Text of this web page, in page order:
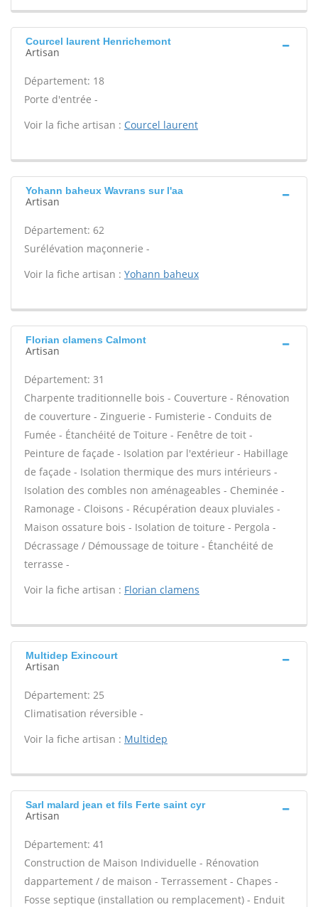
Courcel laurent Henrichemont
Artisan
Département: 18
Porte d'entrée -
Voir la fiche artisan : Courcel laurent
Yohann baheux Wavrans sur l'aa
Artisan
Département: 62
Surélévation maçonnerie -
Voir la fiche artisan : Yohann baheux
Florian clamens Calmont
Artisan
Département: 31
Charpente traditionnelle bois - Couverture - Rénovation
de couverture - Zinguerie - Fumisterie - Conduits de
Fumée - Étanchéité de Toiture - Fenêtre de toit -
Peinture de façade - Isolation par l'extérieur - Habillage
de façade - Isolation thermique des murs intérieurs -
Isolation des combles non aménageables - Cheminée -
Ramonage - Cloisons - Récupération deaux pluviales -
Maison ossature bois - Isolation de toiture - Pergola -
Décrassage / Démoussage de toiture - Étanchéité de
terrasse -
Voir la fiche artisan : Florian clamens
Multidep Exincourt
Artisan
Département: 25
Climatisation réversible -
Voir la fiche artisan : Multidep
Sarl malard jean et fils Ferte saint cyr
Artisan
Département: 41
Construction de Maison Individuelle - Rénovation
dappartement / de maison - Terrassement - Chapes -
Fosse septique (installation ou remplacement) - Enduit